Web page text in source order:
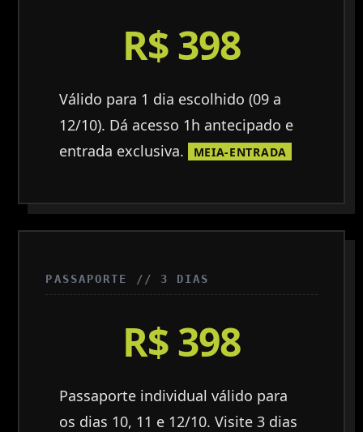
R$ 398
Válido para 1 dia escolhido (09 a
12/10). Dá acesso 1h antecipado e
entrada exclusiva.
MEIA-ENTRADA
PASSAPORTE // 3 DIAS
R$ 398
Passaporte individual válido para
os dias 10, 11 e 12/10. Visite 3 dias